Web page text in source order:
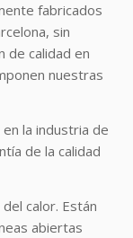
fabricados
sin
de calidad en
nuestras
la industria de
de la calidad
calor. Están
abiertas